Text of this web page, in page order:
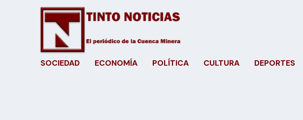
SOCIEDAD ECONOMÍA POLÍTICA CULTURA DEPORTES